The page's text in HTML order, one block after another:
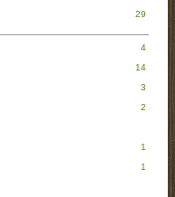
29
4
14
3
2
1
1